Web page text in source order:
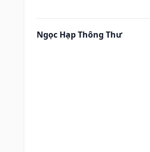
Ngọc Hạp Thông Thư